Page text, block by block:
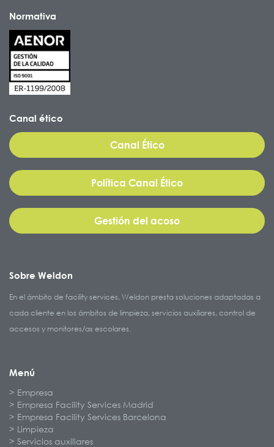
Normativa
Canal ético
Canal Ético
Política Canal Ético
Gestión del acoso
Sobre Weldon
En el ámbito de facility services, Weldon presta soluciones adaptadas a
cada cliente en los ámbitos de limpieza, servicios auxiliares, control de
accesos y monitores/as escolares.
Menú
Empresa
Empresa Facility Services Madrid
Empresa Facility Services Barcelona
Limpieza
Servicios auxiliares